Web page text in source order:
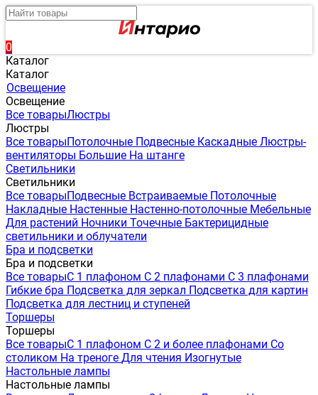
0
Каталог
Каталог
Освещение
Освещение
Все товарыЛюстры
Люстры
Все товарыПотолочные Подвесные Каскадные Люстры-
вентиляторы Большие На штанге
Светильники
Светильники
Все товарыПодвесные Встраиваемые Потолочные
Накладные Настенные Настенно-потолочные Мебельные
Для растений Ночники Точечные Бактерицидные
светильники и облучатели
Бра и подсветки
Бра и подсветки
Все товарыС 1 плафоном С 2 плафонами С 3 плафонами
Гибкие бра Подсветка для зеркал Подсветка для картин
Подсветка для лестниц и ступеней
Торшеры
Торшеры
Все товарыС 1 плафоном С 2 и более плафонами Со
столиком На треноге Для чтения Изогнутые
Настольные лампы
Настольные лампы